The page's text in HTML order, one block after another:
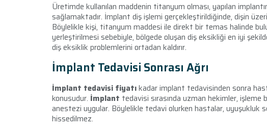
Üretimde kullanılan maddenin titanyum olması, yapılan
sağlamaktadır. İmplant diş işlemi gerçekleştirildiğinde, dişin
Böylelikle kişi, titanyum maddesi ile direkt bir temas halinde
yerleştirilmesi sebebiyle, bölgede oluşan diş eksikliği en iyi
diş eksiklik problemlerini ortadan kaldırır.
İmplant Tedavisi Sonrası Ağrı
İmplant tedavisi fiyatıkadar implant tedavisinden sonra
konusudur. İmplant tedavisi sırasında uzman hekimler,
anestezi uygular. Böylelikle tedavi olurken hastalar, uyuşukluk
hissedilmez.